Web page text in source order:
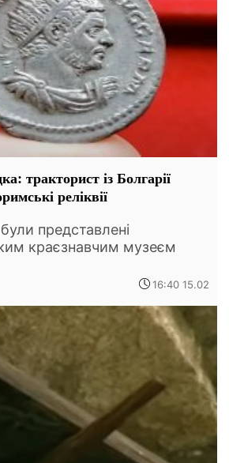
тракторист із Болгарії
реліквії
представлені
краєзнавчим музеєм
16:40 15.02